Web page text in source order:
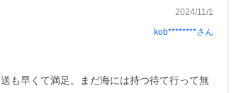
2024/11/1
kob********さん
も早くて満足。まだ海には持つ待て行って無